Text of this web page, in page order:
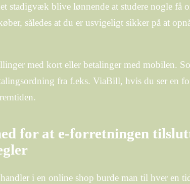
stadigvæk blive lønnende at studere nogle få
således at du er usvigeligt sikker på at
med kort eller betalinger med mobilen.
fra f.eks. ViaBill, hvis du ser en
for at e-forretningen
i en online shop burde man til hver en